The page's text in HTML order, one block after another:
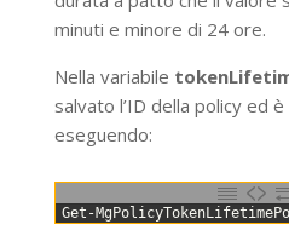
minuti e minore di 24 ore.
Nella variabile
salvato l’ID della policy ed
eseguendo:
Get-